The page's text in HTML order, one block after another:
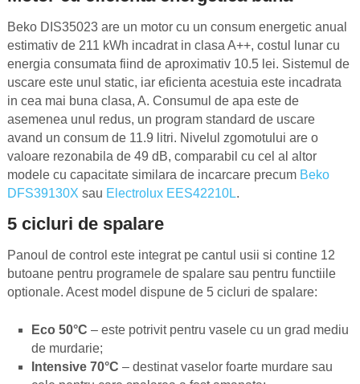
Beko DIS35023 are un motor cu un consum energetic anual
estimativ de 211 kWh incadrat in clasa A++, costul lunar cu
energia consumata fiind de aproximativ 10.5 lei. Sistemul de
uscare este unul static, iar eficienta acestuia este incadrata
in cea mai buna clasa, A. Consumul de apa este de
asemenea unul redus, un program standard de uscare
avand un consum de 11.9 litri. Nivelul zgomotului are o
valoare rezonabila de 49 dB, comparabil cu cel al altor
modele cu capacitate similara de incarcare precum Beko
DFS39130X sau Electrolux EES42210L.
5 cicluri de spalare
Panoul de control este integrat pe cantul usii si contine 12
butoane pentru programele de spalare sau pentru functiile
optionale. Acest model dispune de 5 cicluri de spalare:
Eco 50°C – este potrivit pentru vasele cu un grad mediu
de murdarie;
Intensive 70°C – destinat vaselor foarte murdare sau